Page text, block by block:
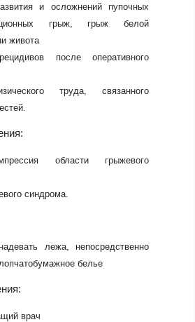
и осложнений пупочных
грыж, грыж белой
живота
после оперативного
труда, связанного
области грыжевого
синдрома.
лежа, непосредственно
белье
врач